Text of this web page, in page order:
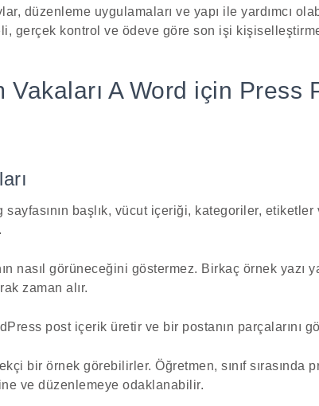
düzenleme uygulamaları ve yapı ile yardımcı
gerçek kontrol ve ödeve göre son işi
Vakaları A Word için Press
başlık, vücut içeriği, kategoriler, etiketler
nasıl görüneceğini göstermez. Birkaç örnek yazı
zaman alır.
post içerik üretir ve bir postanın parçalarını
bir örnek görebilirler. Öğretmen, sınıf sırasında
ve düzenlemeye odaklanabilir.